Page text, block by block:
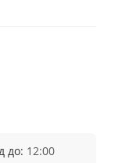
до: 12:00